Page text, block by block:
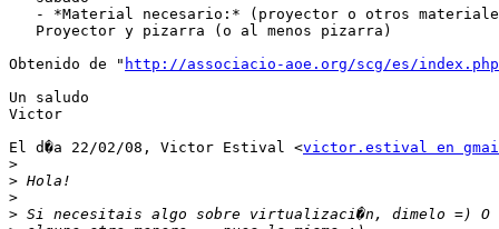
- *Material necesario:* (proyector o otros
   Proyector y pizarra (o al menos pizarra)
Obtenido de " http://associacio-aoe.org/scg/es/
Un saludo
Victor
El d�a 22/02/08, Victor Estival <victor.estival en
>
>
>
>